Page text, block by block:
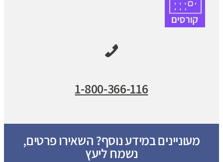
1-800-366-116
מעוניינים במידע נוסף? השאירו פרטים,
נשמח ליעץ